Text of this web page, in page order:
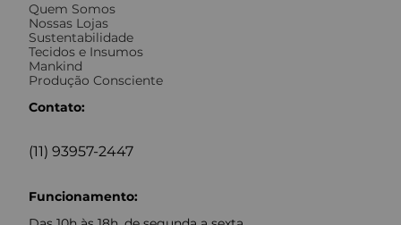
Quem Somos
Nossas Lojas
Sustentabilidade
Tecidos e Insumos
Mankind
Produção Consciente
Contato:
(11) 93957-2447
Funcionamento: